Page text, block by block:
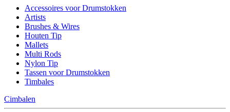
Accessoires voor Drumstokken
Artists
Brushes & Wires
Houten Tip
Mallets
Multi Rods
Nylon Tip
Tassen voor Drumstokken
Timbales
Cimbalen